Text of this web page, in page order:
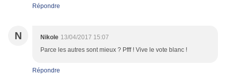
Répondre
N Nikole 13/04/2017 15:07
Parce les autres sont mieux ? Pfff ! Vive le vote blanc !
Répondre